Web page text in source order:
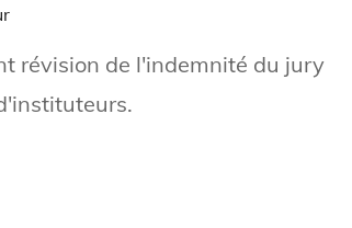
révision de l'indemnité du jury